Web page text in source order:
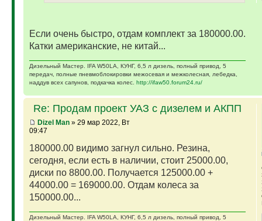
Если очень быстро, отдам комплект за 180000.00.
Катки американские, не китай...
Дизельный Мастер. IFA W50LA, КУНГ, 6,5 л дизель, полный привод, 5
передач, полные пневмоблокировки межосевая и межколесная, лебедка,
наддув всех сапунов, подкачка колес. http://ifaw50.forum24.ru/
Re: Продам проект УАЗ с дизелем и АКПП
Dizel Man» 29 мар 2022, Вт
09:47
180000.00 видимо загнул сильно. Резина,
сегодня, если есть в наличии, стоит 25000.00,
диски по 8800.00. Получается 125000.00 +
44000.00 = 169000.00. Отдам колеса за
150000.00...
Дизельный Мастер. IFA W50LA, КУНГ, 6,5 л дизель, полный привод, 5